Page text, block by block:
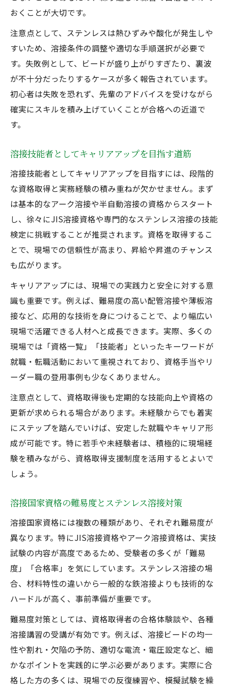
おくことが大切です。
注意点として、ステンレスは熱ひずみや酸化が発生しや
すいため、溶接条件の調整や適切な手順選択が必要で
す。失敗例として、ビードが盛り上がりすぎたり、裏波
が不十分だったりするケースが多く報告されています。
初心者は失敗を恐れず、先輩のアドバイスを受けながら
確実にスキルを積み上げていくことが合格への近道で
す。
溶接技能者としてキャリアアップを目指す道筋
溶接技能者としてキャリアアップを目指すには、段階的
な資格取得と実務経験の積み重ねが欠かせません。まず
は基本的なアーク溶接や半自動溶接の資格からスタート
し、徐々にJIS溶接資格や専門的なステンレス溶接の技能
検定に挑戦することが推奨されます。資格を取得するこ
とで、現場での信頼性が高まり、昇給や昇進のチャンス
も広がります。
キャリアアップには、現場での実践力と安全に対する意
識も重要です。例えば、難易度の高い配管溶接や薄板溶
接など、応用的な技術を身につけることで、より幅広い
現場で活躍できる人材へと成長できます。実際、多くの
現場では「資格一覧」「技能者」といったキーワードが
就職・転職活動において重視されており、資格手当やリ
ーダー職の登用事例も少なくありません。
注意点として、資格取得後も定期的な技能向上や資格の
更新が求められる場合があります。未経験からでも着実
にステップを踏んでいけば、安定した就職やキャリア形
成が可能です。特に若手や未経験者は、積極的に現場経
験を積みながら、資格取得支援制度を活用するとよいで
しょう。
溶接国家資格の難易度とステンレス溶接対策
溶接国家資格には複数の種類があり、それぞれ難易度が
異なります。特にJIS溶接資格やアーク溶接資格は、実技
試験の内容が高度であるため、受験者の多くが「難易
度」「合格率」を気にしています。ステンレス溶接の場
合、材料特性の違いから一般的な鉄溶接よりも技術的な
ハードルが高く、事前準備が重要です。
難易度対策としては、資格取得者の合格体験談や、各種
溶接講習の受講が有効です。例えば、溶接ビードの均一
性や割れ・欠陥の予防、適切な電流・電圧設定など、細
かなポイントを実践的に学ぶ必要があります。実際に合
格した方の多くは、現場での反復練習や、模擬試験を繰